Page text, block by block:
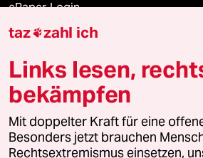
ePaper Login
Downloads für Abonnierende
© 2026 taz Verlags und Vertriebs
Alle Rechte vorbehalten. Bei rechtlichen
wenden Sie sich bitte an lizenzen@taz.de
taz zahl ich
Links lesen,
bekämpfen
Mit doppelter Kraft für eine
Besonders jetzt brauchen
Rechtsextremismus einsetzen,